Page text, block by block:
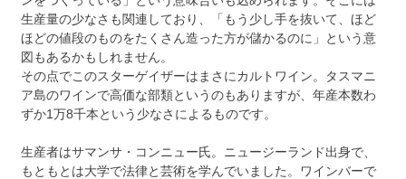
生産量の少なさも関連しており、「もう少し手を抜いて、ほど
ほどの値段のものをたくさん造った方が儲かるのに」という意
図もあるかもしれません。
その点でこのスターゲイザーはまさにカルトワイン。タスマニ
ア島のワインで高価な部類というのもありますが、年産本数わ
ずか1万8千本という少なさによるものです。
生産者はサマンサ・コンニュー氏。ニュージーランド出身で、
もともとは大学で法律と芸術を学んでいました。ワインバーで